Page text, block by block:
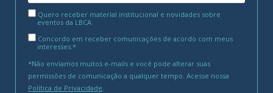
Quero receber material institucional e novidades sobre
eventos da LBCA
Concordo em receber comunicações de acordo com meus
interesses.*
*Não enviamos muitos e-mails e você pode alterar suas
permissões de comunicação a qualquer tempo. Acesse nossa
Política de Privacidade